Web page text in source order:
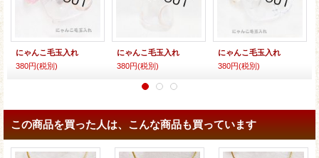
にゃんこ毛玉入れ
380円(税別)
にゃんこ毛玉入れ
380円(税別)
にゃんこ毛玉入れ
380円(税別)
この商品を買った人は、こんな商品も買っています